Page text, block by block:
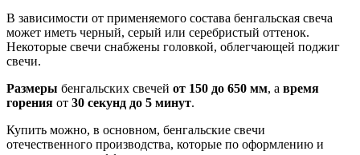
В зависимости от применяемого состава бенгальская свеча
может иметь черный, серый или серебристый оттенок.
Некоторые свечи снабжены головкой, облегчающей поджиг
свечи.
Размеры бенгальских свечей от 150 до 650 мм, а время
горения от 30 секунд до 5 минут.
Купить можно, в основном, бенгальские свечи
отечественного производства, которые по оформлению и